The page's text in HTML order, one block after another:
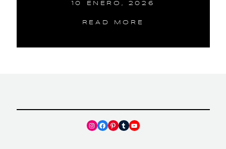
10 ENERO, 2026
READ MORE
Instagram
Facebook
Pinterest
TumblrYouTube